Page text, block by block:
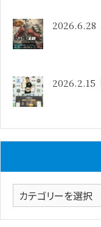
2026.6.28
2026.2.15
カ
テ
ゴ